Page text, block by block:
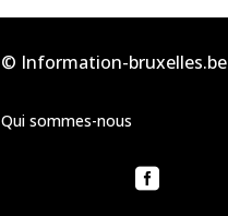
© Information-bruxelles.be
Qui sommes-nous
